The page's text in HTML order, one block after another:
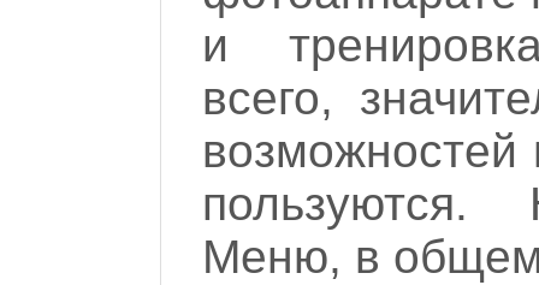
и
всего,
Меню, в